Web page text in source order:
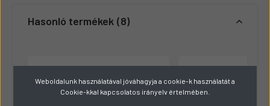
Hasonló termékek 8
Weboldalunk használatával jóváhagyja a cookie-k használatát a
Cookie-kkal kapcsolatos irányelv értelmében.